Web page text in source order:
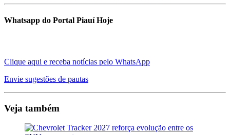
Whatsapp do Portal Piauí Hoje
Clique aqui e receba notícias pelo WhatsApp
Envie sugestões de pautas
Veja também